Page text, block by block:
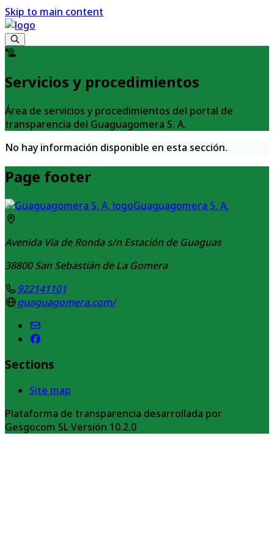
Skip to main content
Servicios y procedimientos
Área de servicios y procedimientos del portal de
transparencia del Guaguagomera S. A.
No hay información disponible en esta sección.
Page footer
Guaguagomera S. A.
Avenida Vía de Ronda s/n Estación de Guaguas
38800 San Sebastián de La Gomera
922141101
guaguagomera.com/
Sections
Site map
Plataforma de transparencia desarrollada por
Gesgocom SL·Versión 10.2.0